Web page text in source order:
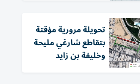
تحويلة مرورية مؤقتة
بتقاطع شارعَي مليحة
وخليفة بن زايد